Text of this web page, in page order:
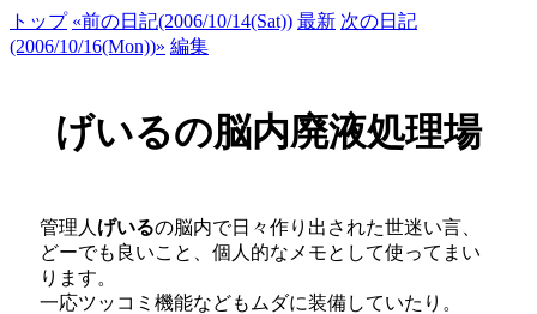
トップ «前の日記(2006/10/14(Sat)) 最新 次の日記
(2006/10/16(Mon))» 編集
げいるの脳内廃液処理場
管理人 げいるの脳内で日々作り出された世迷い言、
どーでも良いこと、個人的なメモとして使ってまい
ります。
一応ツッコミ機能などもムダに装備していたり。